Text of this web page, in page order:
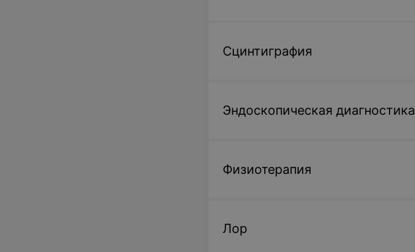
Сцинтиграфия
Эндоскопическая диагностика
Физиотерапия
Лор